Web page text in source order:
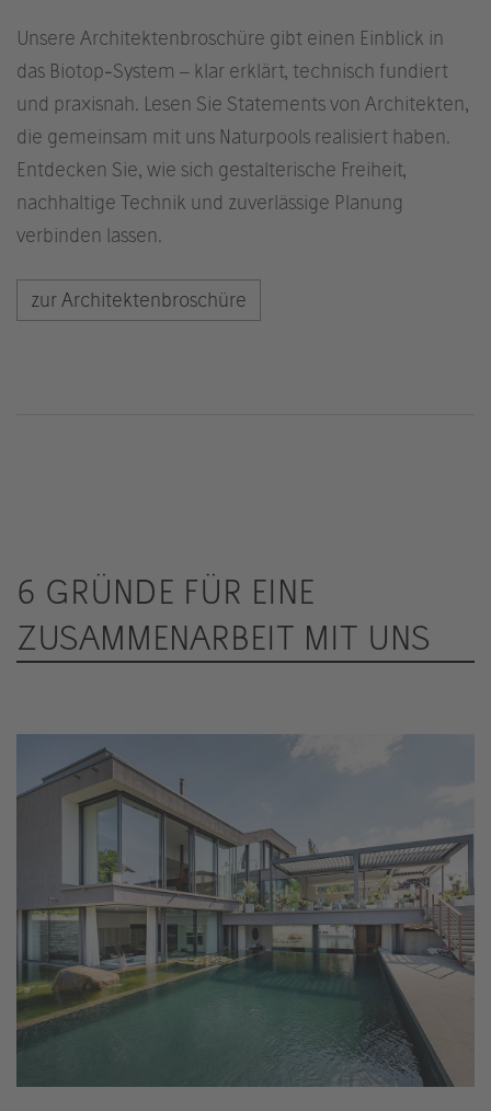
Unsere Architektenbroschüre gibt einen Einblick in
das Biotop-System – klar erklärt, technisch fundiert
und praxisnah. Lesen Sie Statements von Architekten,
die gemeinsam mit uns Naturpools realisiert haben.
Entdecken Sie, wie sich gestalterische Freiheit,
nachhaltige Technik und zuverlässige Planung
verbinden lassen.
zur Architektenbroschüre
6 GRÜNDE FÜR EINE
ZUSAMMENARBEIT MIT UNS